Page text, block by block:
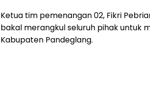
Ketua tim pemenangan 02, Fikri
bakal merangkul seluruh pihak untuk
Kabupaten Pandeglang.